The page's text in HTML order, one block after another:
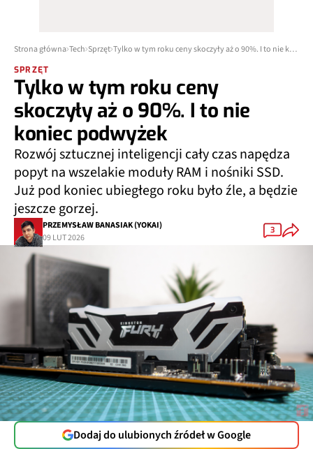
Strona główna Tech Sprzęt Tylko w tym roku ceny skoczyły aż o 90%. I to nie koniec podwyżek
SPRZĘT
Tylko w tym roku ceny
skoczyły aż o 90%. I to nie
koniec podwyżek
Rozwój sztucznej inteligencji cały czas napędza
popyt na wszelakie moduły RAM i nośniki SSD.
Już pod koniec ubiegłego roku było źle, a będzie
jeszcze gorzej.
PRZEMYSŁAW BANASIAK (YOKAI)
09 LUT 2026
3
Dodaj do ulubionych źródeł w Google